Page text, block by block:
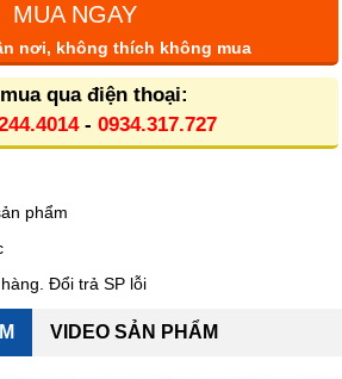
MUA NGAY
nơi, không thích không mua
qua điện thoại:
- 0934.317.727
phẩm
Đổi trả SP lỗi
VIDEO SẢN PHẨM